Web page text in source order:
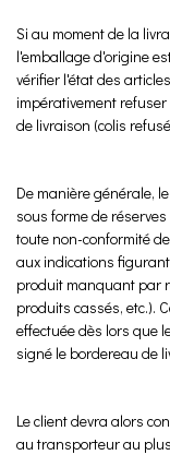
Si au moment de la
l'emballage d'origine
vérifier l'état des
impérativement
de livraison (colis
De manière générale,
sous forme de
toute non-conformité
aux indications figurant
produit manquant par
produits cassés, etc.).
effectuée dès lors que
signé le bordereau de
Le client devra alors
au transporteur au